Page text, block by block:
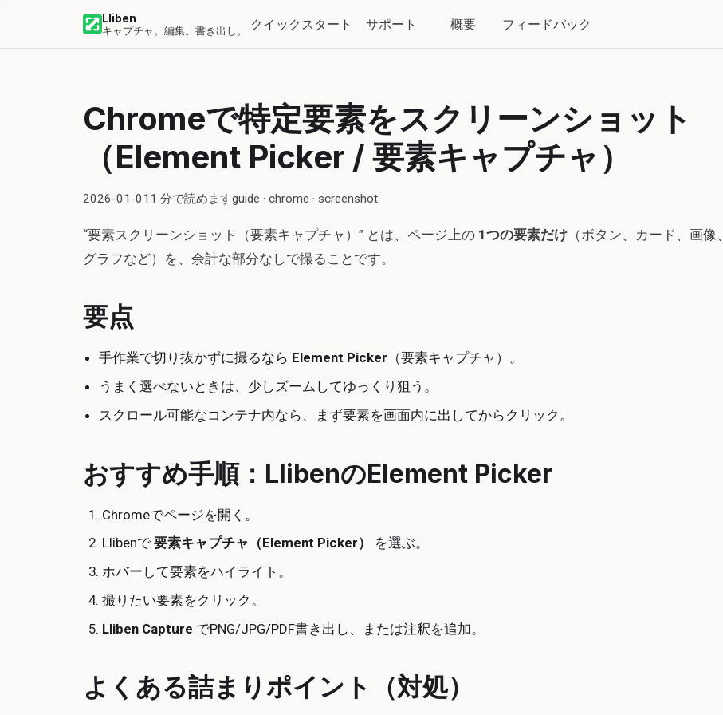
Lliben
キャプチャ。編集。書き出し。 クイックスタート サポート 概要 フィードバック
Chromeで特定要素をスクリーンショット
（Element Picker / 要素キャプチャ）
2026-01-01 1 分で読めますguide · chrome · screenshot
“要素スクリーンショット（要素キャプチャ）” とは、ページ上の 1つの要素だけ （ボタン、カード、画像、
グラフなど）を、余計な部分なしで撮ることです。
要点
手作業で切り抜かずに撮るなら Element Picker （要素キャプチャ）。
うまく選べないときは、少しズームしてゆっくり狙う。
スクロール可能なコンテナ内なら、まず要素を画面内に出してからクリック。
おすすめ手順：LlibenのElement Picker
Chromeでページを開く。
Llibenで 要素キャプチャ（Element Picker）
を選ぶ。
ホバーして要素をハイライト。
撮りたい要素をクリック。
Lliben Capture でPNG/JPG/PDF書き出し、または注釈を追加。
よくある詰まりポイント（対処）